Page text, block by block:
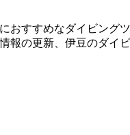
おすすめなダイビン
の更新、伊豆のダイ